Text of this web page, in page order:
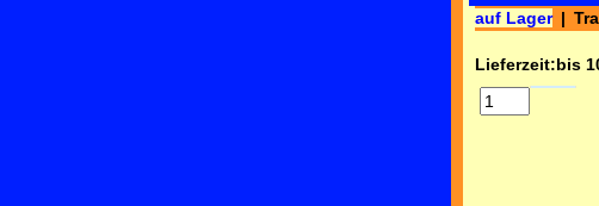
auf Lager
Lieferzeit:bis